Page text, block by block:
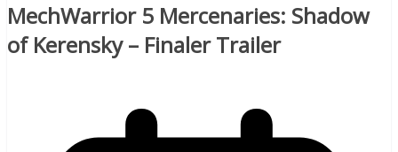
MechWarrior 5 Mercenaries: Shadow
of Kerensky – Finaler Trailer